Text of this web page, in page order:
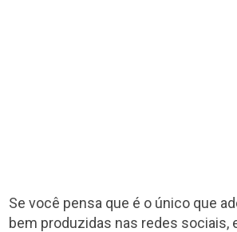
Se você pensa que é o único que
bem produzidas nas redes sociais,